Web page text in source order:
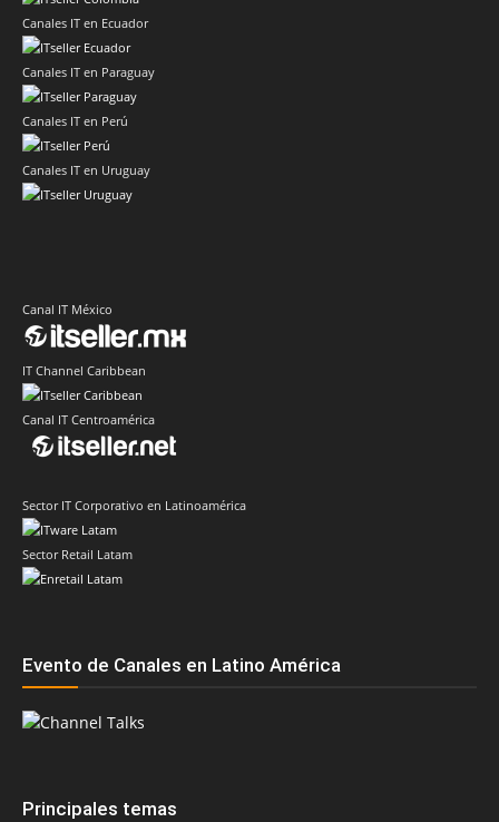
Canales IT en Ecuador
Canales IT en Paraguay
Canales IT en Perú
Canales IT en Uruguay
Canal IT México
IT Channel Caribbean
Canal IT Centroamérica
Sector IT Corporativo en Latinoamérica
Sector Retail Latam
Evento de Canales en Latino América
Principales temas